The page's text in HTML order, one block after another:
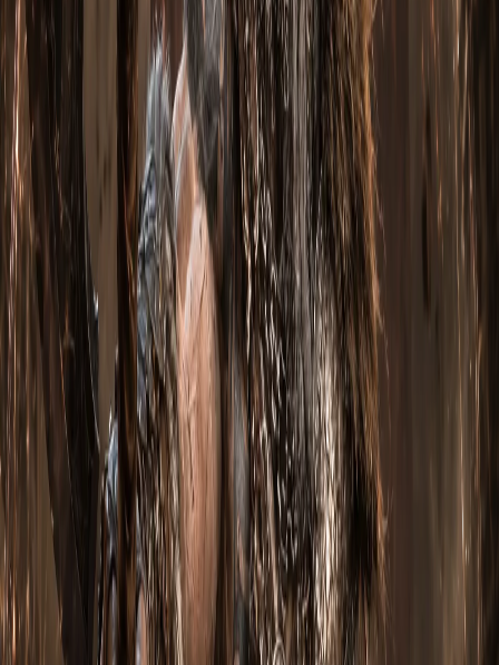
к второстепенному):
Кор-таб
: Ловкость → Здоровье → Movement Speed
Offense-таб
: Ловкость → CDR → CHC → CHD → AS
Defense-таб : All Resistance → Life % → Armor → Life
Regeneration
Utility-таб
: Area Damage → Resource Cost Reduction →
Life on Hit → Gold Find (опционально)
Каких уровней Великого
Портала достигает билд
GR 120+ соло, спутник-DH специализируется на ГR-фарме
на больших дистанциях. Точные цифры зависят от
парагона, оптимизации легендарных самоцветов и удачи
на роллах в Pylonax. С парагоном 1500+ и идеальной игрой
реалистично выходить на эту цель в группе или в соло
после небольшой тренировки.